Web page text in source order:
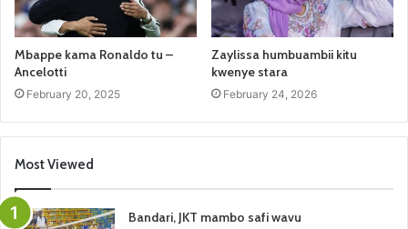
Mbappe kama Ronaldo tu –
Ancelotti
February 20, 2025
Zaylissa humbuambii kitu
kwenye stara
February 24, 2026
Most Viewed
Bandari, JKT mambo safi wavu